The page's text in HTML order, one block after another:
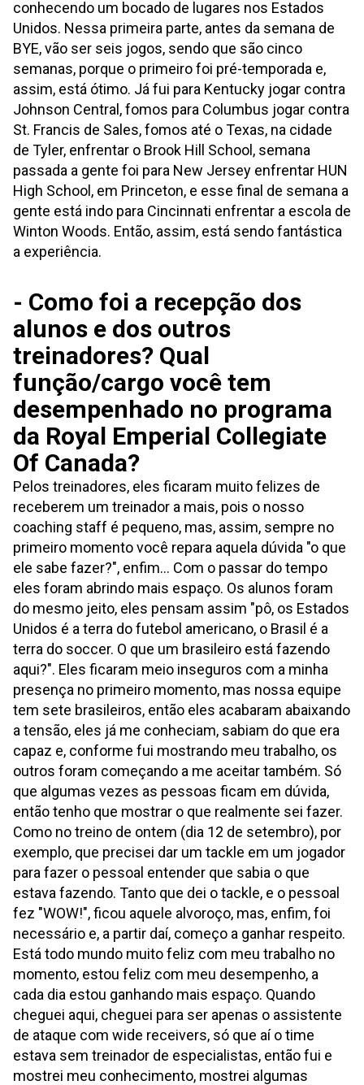
conhecendo um bocado de lugares nos Estados
Unidos. Nessa primeira parte, antes da semana de
BYE, vão ser seis jogos, sendo que são cinco
semanas, porque o primeiro foi pré-temporada e,
assim, está ótimo. Já fui para Kentucky jogar contra
Johnson Central, fomos para Columbus jogar contra
St. Francis de Sales, fomos até o Texas, na cidade
de Tyler, enfrentar o Brook Hill School, semana
passada a gente foi para New Jersey enfrentar HUN
High School, em Princeton, e esse final de semana a
gente está indo para Cincinnati enfrentar a escola de
Winton Woods. Então, assim, está sendo fantástica
a experiência.
- Como foi a recepção dos
alunos e dos outros
treinadores? Qual
função/cargo você tem
desempenhado no programa
da Royal Emperial Collegiate
Of Canada?
Pelos treinadores, eles ficaram muito felizes de
receberem um treinador a mais, pois o nosso
coaching staff é pequeno, mas, assim, sempre no
primeiro momento você repara aquela dúvida "o que
ele sabe fazer?", enfim... Com o passar do tempo
eles foram abrindo mais espaço. Os alunos foram
do mesmo jeito, eles pensam assim "pô, os Estados
Unidos é a terra do futebol americano, o Brasil é a
terra do soccer. O que um brasileiro está fazendo
aqui?". Eles ficaram meio inseguros com a minha
presença no primeiro momento, mas nossa equipe
tem sete brasileiros, então eles acabaram abaixando
a tensão, eles já me conheciam, sabiam do que era
capaz e, conforme fui mostrando meu trabalho, os
outros foram começando a me aceitar também. Só
que algumas vezes as pessoas ficam em dúvida,
então tenho que mostrar o que realmente sei fazer.
Como no treino de ontem (dia 12 de setembro), por
exemplo, que precisei dar um tackle em um jogador
para fazer o pessoal entender que sabia o que
estava fazendo. Tanto que dei o tackle, e o pessoal
fez "WOW!", ficou aquele alvoroço, mas, enfim, foi
necessário e, a partir daí, começo a ganhar respeito.
Está todo mundo muito feliz com meu trabalho no
momento, estou feliz com meu desempenho, a
cada dia estou ganhando mais espaço. Quando
cheguei aqui, cheguei para ser apenas o assistente
de ataque com wide receivers, só que aí o time
estava sem treinador de especialistas, então fui e
mostrei meu conhecimento, mostrei algumas